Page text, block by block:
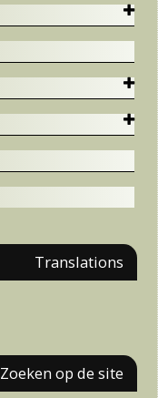
Translations
Zoeken op de site